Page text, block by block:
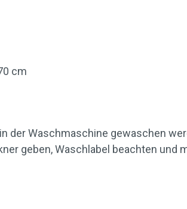
cm
der Waschmaschine gewaschen
geben, Waschlabel beachten und